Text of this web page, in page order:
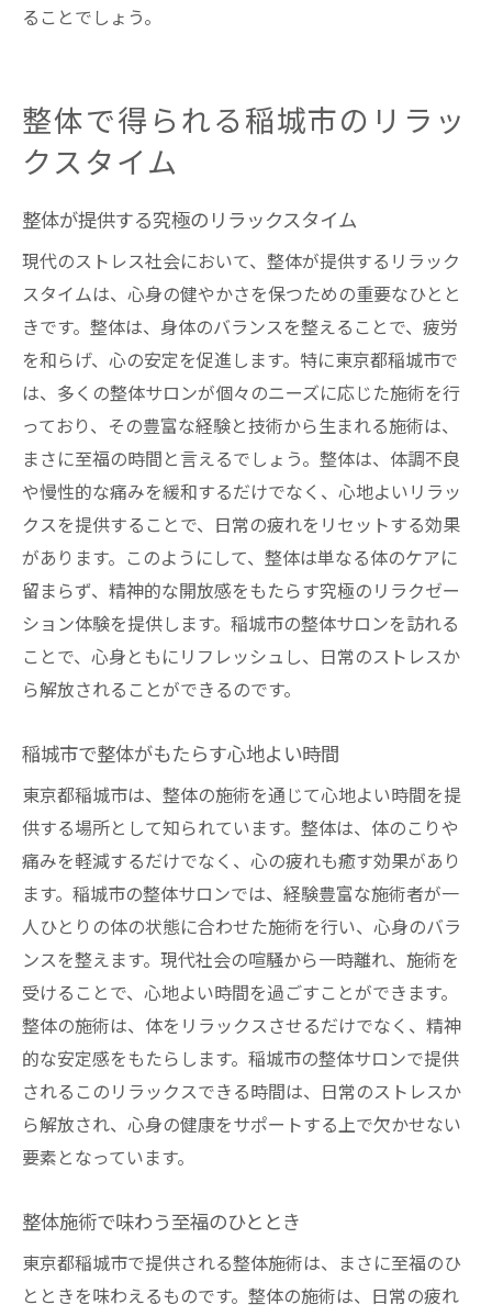
ることでしょう。
整体で得られる稲城市のリラッ
クスタイム
整体が提供する究極のリラックスタイム
現代のストレス社会において、整体が提供するリラック
スタイムは、心身の健やかさを保つための重要なひとと
きです。整体は、身体のバランスを整えることで、疲労
を和らげ、心の安定を促進します。特に東京都稲城市で
は、多くの整体サロンが個々のニーズに応じた施術を行
っており、その豊富な経験と技術から生まれる施術は、
まさに至福の時間と言えるでしょう。整体は、体調不良
や慢性的な痛みを緩和するだけでなく、心地よいリラッ
クスを提供することで、日常の疲れをリセットする効果
があります。このようにして、整体は単なる体のケアに
留まらず、精神的な開放感をもたらす究極のリラクゼー
ション体験を提供します。稲城市の整体サロンを訪れる
ことで、心身ともにリフレッシュし、日常のストレスか
ら解放されることができるのです。
稲城市で整体がもたらす心地よい時間
東京都稲城市は、整体の施術を通じて心地よい時間を提
供する場所として知られています。整体は、体のこりや
痛みを軽減するだけでなく、心の疲れも癒す効果があり
ます。稲城市の整体サロンでは、経験豊富な施術者が一
人ひとりの体の状態に合わせた施術を行い、心身のバラ
ンスを整えます。現代社会の喧騒から一時離れ、施術を
受けることで、心地よい時間を過ごすことができます。
整体の施術は、体をリラックスさせるだけでなく、精神
的な安定感をもたらします。稲城市の整体サロンで提供
されるこのリラックスできる時間は、日常のストレスか
ら解放され、心身の健康をサポートする上で欠かせない
要素となっています。
整体施術で味わう至福のひととき
東京都稲城市で提供される整体施術は、まさに至福のひ
とときを味わえるものです。整体の施術は、日常の疲れ